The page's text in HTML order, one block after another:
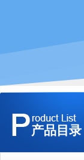
产品目录